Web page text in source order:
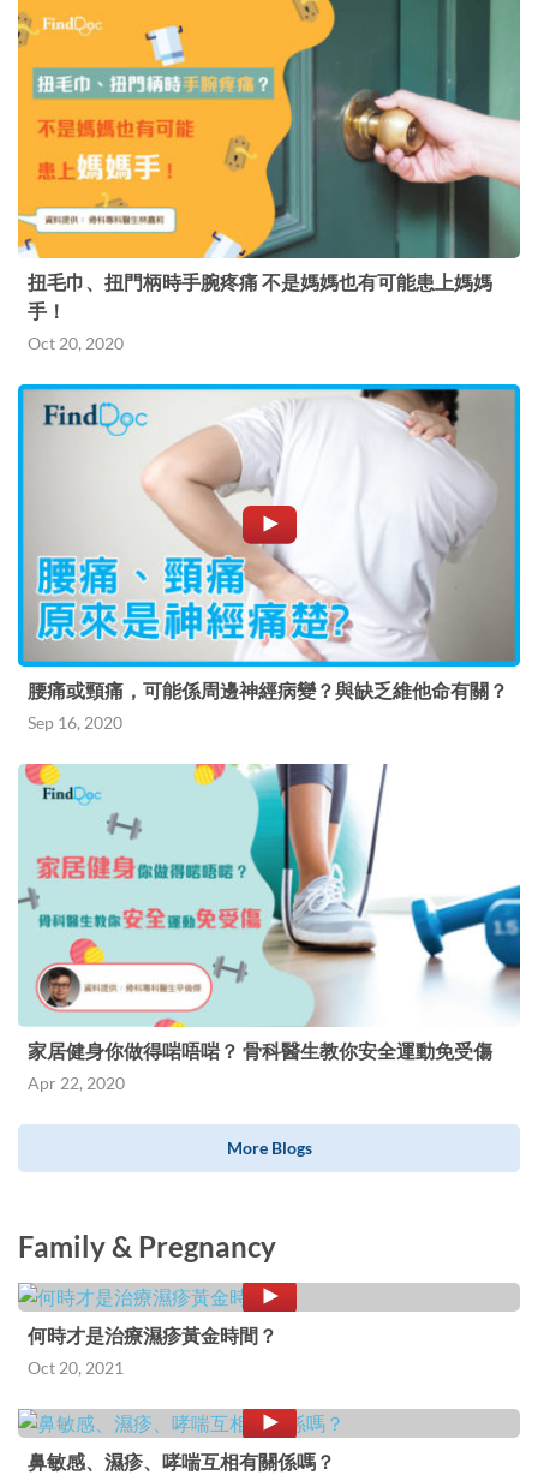
扭毛巾、扭門柄時手腕疼痛 不是媽媽也有可能患上媽媽
手！
Oct 20, 2020
腰痛或頸痛，可能係周邊神經病變？與缺乏維他命有關？
Sep 16, 2020
家居健身你做得啱唔啱？ 骨科醫生教你安全運動免受傷
Apr 22, 2020
More Blogs
Family & Pregnancy
何時才是治療濕疹黃金時間？
Oct 20, 2021
鼻敏感、濕疹、哮喘互相有關係嗎？